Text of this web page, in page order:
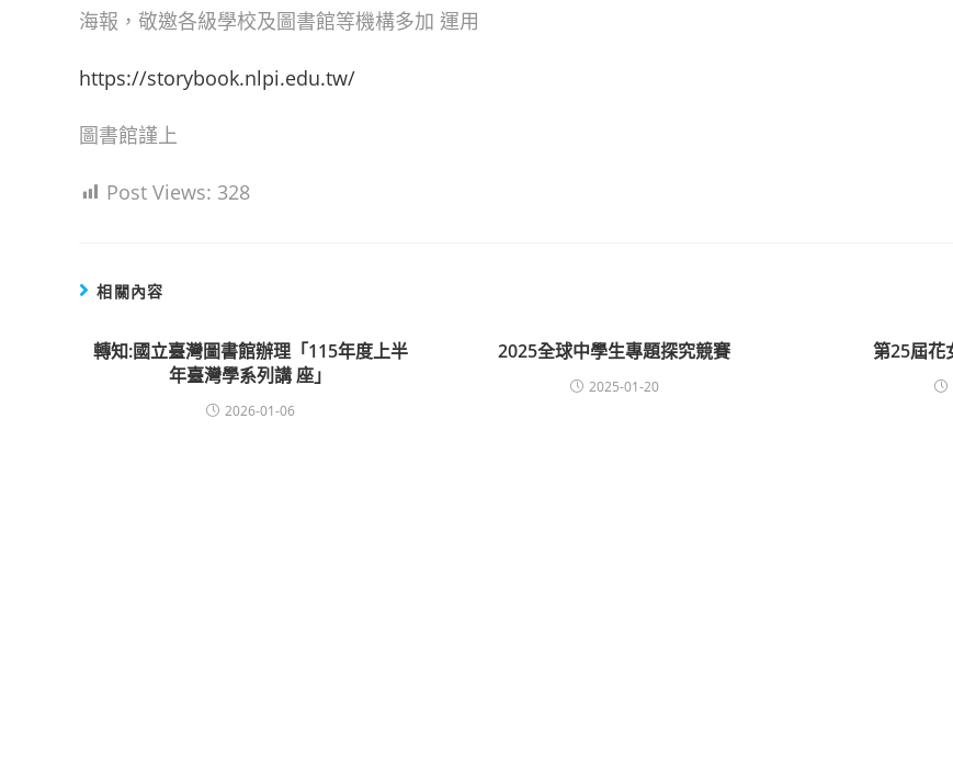
海報，敬邀各級學校及圖書館等機構多加 運用
https://storybook.nlpi.edu.tw/
圖書館謹上
Post Views: 328
相關內容
轉知:國立臺灣圖書館辦理「115年度上半
年臺灣學系列講 座」
2026-01-06
2025全球中學生專題探究競賽
2025-01-20
第25屆花